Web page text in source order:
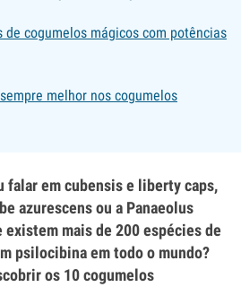
de cogumelos mágicos com potências
melhor nos cogumelos
falar em cubensis e liberty caps,
azurescens ou a Panaeolus
existem mais de 200 espécies de
psilocibina em todo o mundo?
os 10 cogumelos